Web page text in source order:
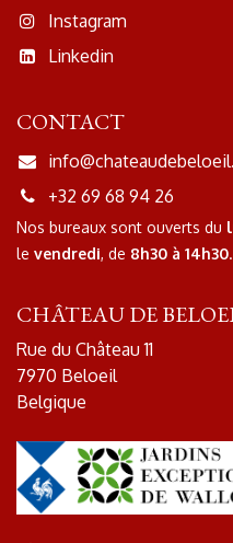
Instagram
Linkedin
CONTACT
+32 69 68 94 26
Nos bureaux sont ouverts du
le vendredi, de 8h30 à 14h30.
CHÂTEAU DE
Rue du Château 11
7970 Beloeil
Belgique